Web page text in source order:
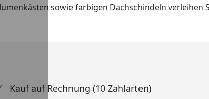
sowie farbigen Dachschindeln verleihen
Kauf auf Rechnung (10 Zahlarten)